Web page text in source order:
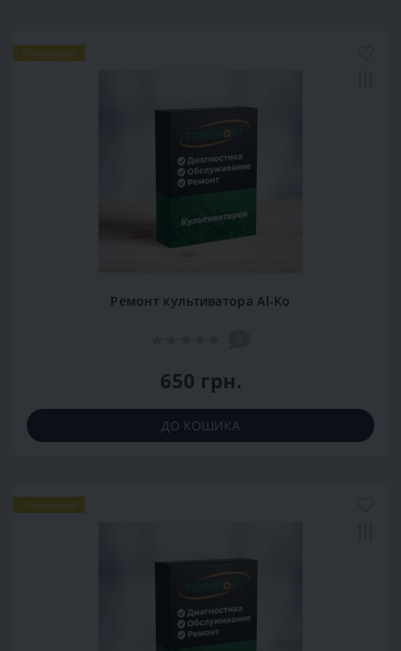
Популярний
Ремонт культиватора Al-Ko
650 грн.
ДО КОШИКА
Популярний